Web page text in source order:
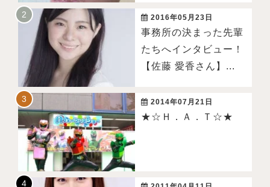
2016年05月23日
事務所の決まった先輩
たちへインタビュー！
【佐藤 愛香さん】...
2014年07月21日
★☆Ｈ．Ａ．Ｔ☆★